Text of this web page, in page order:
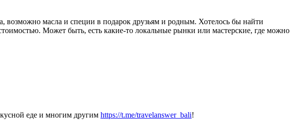
масла и специи в подарок друзьям и родным. Хотелось бы найти
Может быть, есть какие-то локальные рынки или мастерские, где можно
еде и многим другим https://t.me/travelanswer_bali!